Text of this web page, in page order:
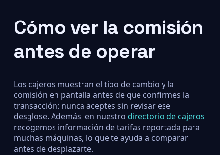
Cómo ver la comisión
antes de operar
Los cajeros muestran el tipo de cambio y la
comisión en pantalla antes de que confirmes la
transacción: nunca aceptes sin revisar ese
desglose. Además, en nuestro directorio de cajeros
recogemos información de tarifas reportada para
muchas máquinas, lo que te ayuda a comparar
antes de desplazarte.